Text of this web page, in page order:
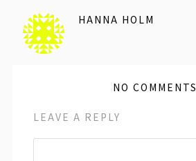
HANNA HOLM
NO COMMENTS
LEAVE A REPLY